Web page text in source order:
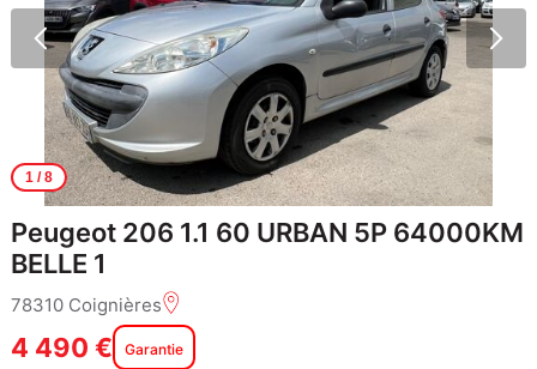
1/ 8
Peugeot 206 1.1 60 URBAN 5P 64000KM
BELLE 1
78310 Coignières
4 490 € Garantie